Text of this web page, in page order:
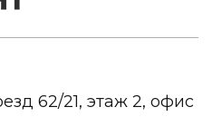
62/21, этаж 2, офис